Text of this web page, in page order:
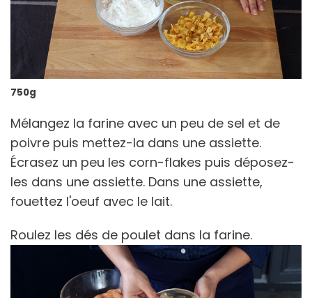
750g
Mélangez la farine avec un peu de sel et de
poivre puis mettez-la dans une assiette.
Écrasez un peu les corn-flakes puis déposez-
les dans une assiette. Dans une assiette,
fouettez l'oeuf avec le lait.
Roulez les dés de poulet dans la farine.